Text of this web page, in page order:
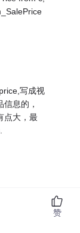
写成视
息的，
点大，最
赞